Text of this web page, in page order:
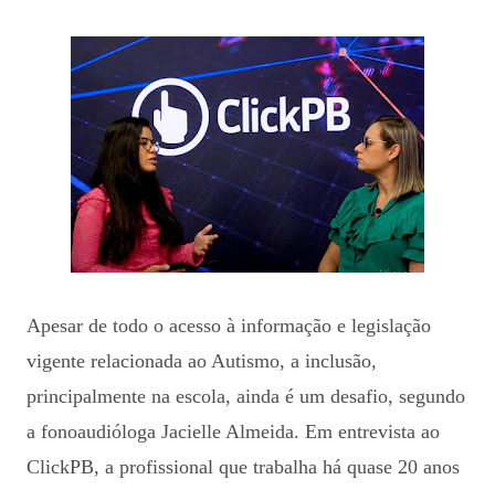
Apesar de todo o acesso à informação e legislação
vigente relacionada ao Autismo, a inclusão,
principalmente na escola, ainda é um desafio, segundo
a fonoaudióloga Jacielle Almeida. Em entrevista ao
ClickPB, a profissional que trabalha há quase 20 anos